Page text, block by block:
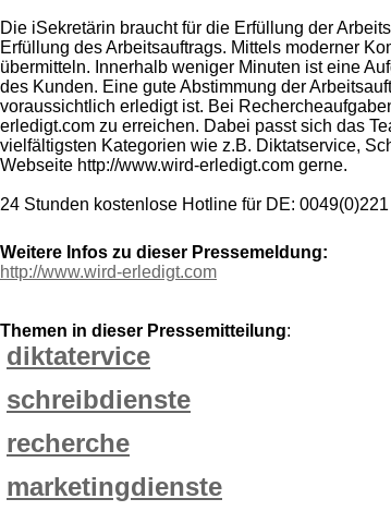
Die iSekretärin braucht für die Erfüllung der
Erfüllung des Arbeitsauftrags. Mittels moderner
übermitteln. Innerhalb weniger Minuten ist eine
des Kunden. Eine gute Abstimmung der
voraussichtlich erledigt ist. Bei
erledigt.com zu erreichen. Dabei passt sich das
vielfältigsten Kategorien wie z.B. Diktatservice,
Webseite http://www.wird-erledigt.com gerne.
24 Stunden kostenlose Hotline für DE:
Weitere Infos zu dieser Pressemeldung:
http://www.wird-erledigt.com
Themen in dieser Pressemitteilung:
diktatervice
schreibdienste
recherche
marketingdienste